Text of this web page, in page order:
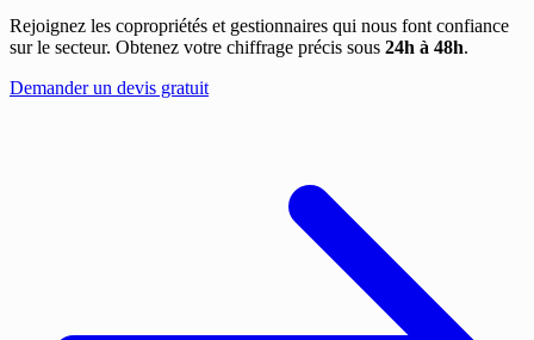
Rejoignez les copropriétés et gestionnaires qui nous font confiance
sur le secteur. Obtenez votre chiffrage précis sous 24h à 48h.
Demander un devis gratuit